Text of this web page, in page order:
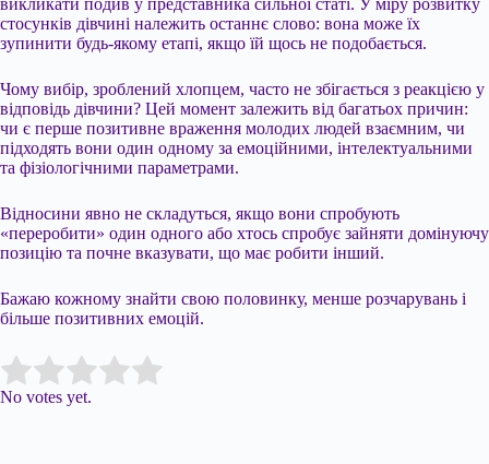
викликати подив у представника сильної статі. У міру розвитку
стосунків дівчині належить останнє слово: вона може їх
зупинити будь-якому етапі, якщо їй щось не подобається.
Чому вибір, зроблений хлопцем, часто не збігається з реакцією у
відповідь дівчини? Цей момент залежить від багатьох причин:
чи є перше позитивне враження молодих людей взаємним, чи
підходять вони один одному за емоційними, інтелектуальними
та фізіологічними параметрами.
Відносини явно не складуться, якщо вони спробують
«переробити» один одного або хтось спробує зайняти домінуючу
позицію та почне вказувати, що має робити інший.
Бажаю кожному знайти свою половинку, менше розчарувань і
більше позитивних емоцій.
Rate this item:
No votes yet.